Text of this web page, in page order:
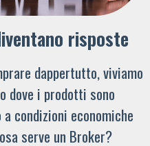
risposte
dappertutto, viviamo
dove i prodotti sono
condizioni economiche
serve un Broker?